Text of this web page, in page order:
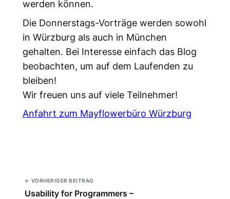
werden können.
Die Donnerstags-Vorträge werden sowohl
in Würzburg als auch in München
gehalten. Bei Interesse einfach das Blog
beobachten, um auf dem Laufenden zu
bleiben!
Wir freuen uns auf viele Teilnehmer!
Anfahrt zum Mayflowerbüro Würzburg
← VORHERIGER BEITRAG
Usability for Programmers –